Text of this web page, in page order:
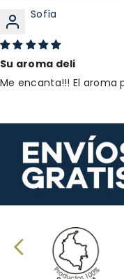
Sofía
Su aroma deli
Me encanta!!! El aroma